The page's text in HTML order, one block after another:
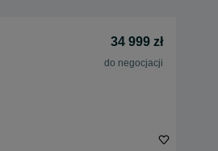
34 999 zł
do negocjacji